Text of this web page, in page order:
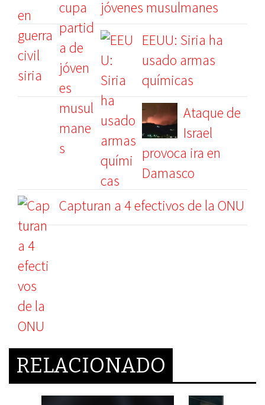
jóvenes musulmanes
EEUU: Siria ha
usado armas
químicas
Ataque de
Israel
provoca ira en
Damasco
Capturan a 4 efectivos de la ONU
RELACIONADO